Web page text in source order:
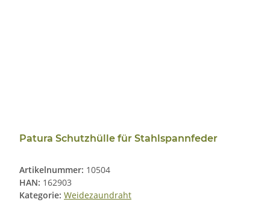
Patura Schutzhülle für Stahlspannfeder
Artikelnummer: 10504
HAN: 162903
Kategorie: Weidezaundraht